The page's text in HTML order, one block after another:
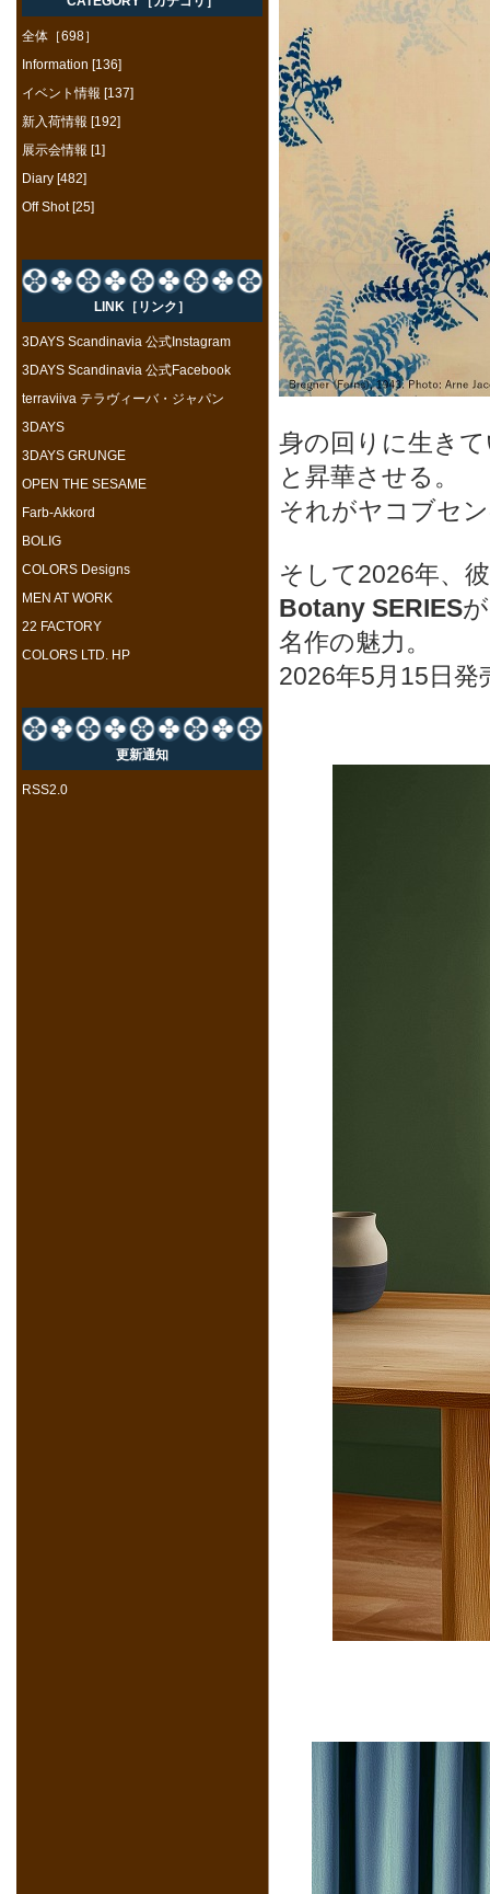
身の回りに生き
と昇華させる。
それがヤコブセ
そして2026年、
Botany SERIES
名作の魅力。
2026年5月15日発
全体［698］
Information [136]
イベント情報 [137]
新入荷情報 [192]
展示会情報 [1]
Diary [482]
Off Shot [25]
LINK［リンク］
3DAYS Scandinavia 公式Instagram
3DAYS Scandinavia 公式Facebook
terraviiva テラヴィーバ・ジャパン
3DAYS
3DAYS GRUNGE
OPEN THE SESAME
Farb-Akkord
BOLIG
COLORS Designs
MEN AT WORK
22 FACTORY
COLORS LTD. HP
更新通知
RSS2.0